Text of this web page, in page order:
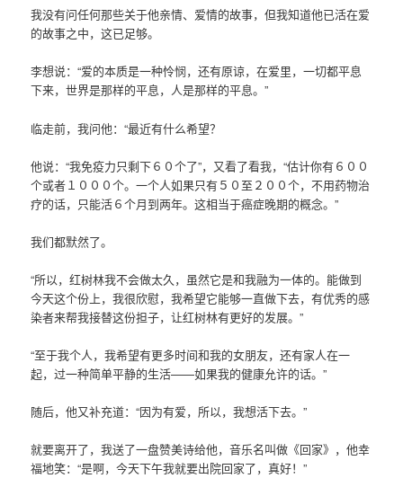
我没有问任何那些关于他亲情、爱情的故事，但我知道他已活在爱
的故事之中，这已足够。
李想说：“爱的本质是一种怜悯，还有原谅，在爱里，一切都平息
下来，世界是那样的平息，人是那样的平息。”
临走前，我问他：“最近有什么希望？
他说：“我免疫力只剩下６０个了”，又看了看我，“估计你有６００
个或者１０００个。一个人如果只有５０至２００个，不用药物治
疗的话，只能活６个月到两年。这相当于癌症晚期的概念。”
我们都默然了。
“所以，红树林我不会做太久，虽然它是和我融为一体的。能做到
今天这个份上，我很欣慰，我希望它能够一直做下去，有优秀的感
染者来帮我接替这份担子，让红树林有更好的发展。”
“至于我个人，我希望有更多时间和我的女朋友，还有家人在一
起，过一种简单平静的生活——如果我的健康允许的话。”
随后，他又补充道：“因为有爱，所以，我想活下去。”
就要离开了，我送了一盘赞美诗给他，音乐名叫做《回家》，他幸
福地笑：“是啊，今天下午我就要出院回家了，真好！”